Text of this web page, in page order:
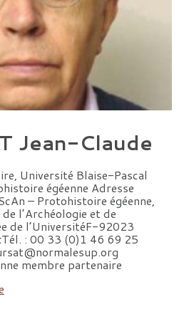
Jean-Claude
Université Blaise-Pascal
égéenne Adresse
– Protohistoire égéenne,
l’Archéologie et de
de l’UniversitéF-92023
: 00 33 (0)1 46 69 25
membre partenaire